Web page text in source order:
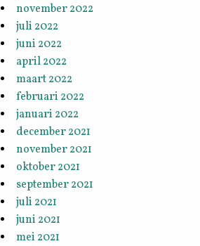
november 2022
juli 2022
juni 2022
april 2022
maart 2022
februari 2022
januari 2022
december 2021
november 2021
oktober 2021
september 2021
juli 2021
juni 2021
mei 2021